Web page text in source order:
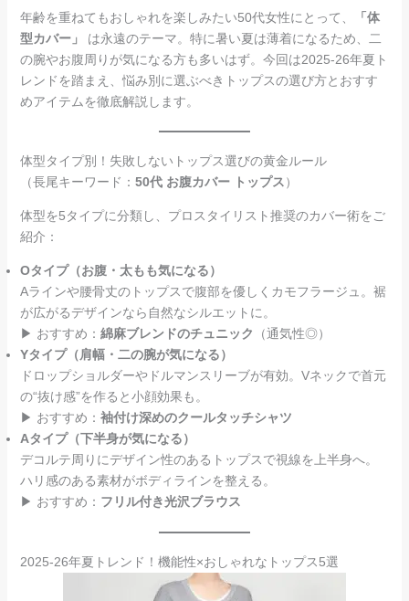
年齢を重ねてもおしゃれを楽しみたい50代女性にとって、
「体
型カバー」
は永遠のテーマ。特に暑い夏は薄着になるため、二
の腕やお腹周りが気になる方も多いはず。今回は2025-26年夏ト
レンドを踏まえ、悩み別に選ぶべきトップスの選び方とおすす
めアイテムを徹底解説します。
体型タイプ別！失敗しないトップス選びの黄金ルール
（長尾キーワード： 50代 お腹カバー トップス）
体型を5タイプに分類し、プロスタイリスト推奨のカバー術をご
紹介：
Oタイプ（お腹・太もも気になる）
Aラインや腰骨丈のトップスで腹部を優しくカモフラージュ。裾
が広がるデザインなら自然なシルエットに。
▶ おすすめ： 綿麻ブレンドのチュニック （通気性◎）
Yタイプ（肩幅・二の腕が気になる）
ドロップショルダーやドルマンスリーブが有効。Vネックで首元
の“抜け感”を作ると小顔効果も。
▶ おすすめ： 袖付け深めのクールタッチシャツ
Aタイプ（下半身が気になる）
デコルテ周りにデザイン性のあるトップスで視線を上半身へ。
ハリ感のある素材がボディラインを整える。
▶ おすすめ： フリル付き光沢ブラウス
2025-26年夏トレンド！機能性×おしゃれなトップス5選